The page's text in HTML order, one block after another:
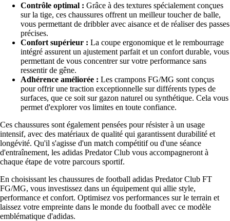
Contrôle optimal : Grâce à des textures spécialement conçues
sur la tige, ces chaussures offrent un meilleur toucher de balle,
vous permettant de dribbler avec aisance et de réaliser des passes
précises.
Confort supérieur : La coupe ergonomique et le rembourrage
intégré assurent un ajustement parfait et un confort durable, vous
permettant de vous concentrer sur votre performance sans
ressentir de gêne.
Adhérence améliorée : Les crampons FG/MG sont conçus
pour offrir une traction exceptionnelle sur différents types de
surfaces, que ce soit sur gazon naturel ou synthétique. Cela vous
permet d'explorer vos limites en toute confiance.
Ces chaussures sont également pensées pour résister à un usage
intensif, avec des matériaux de qualité qui garantissent durabilité et
longévité. Qu'il s'agisse d'un match compétitif ou d'une séance
d'entraînement, les adidas Predator Club vous accompagneront à
chaque étape de votre parcours sportif.
En choisissant les chaussures de football adidas Predator Club FT
FG/MG, vous investissez dans un équipement qui allie style,
performance et confort. Optimisez vos performances sur le terrain et
laissez votre empreinte dans le monde du football avec ce modèle
emblématique d'adidas.